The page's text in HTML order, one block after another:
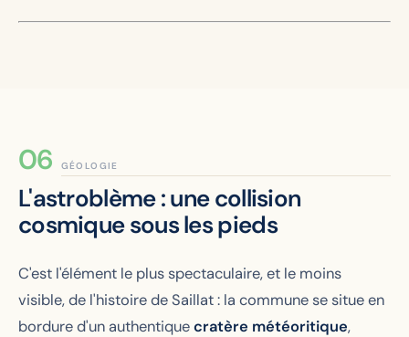
GÉOLOGIE
L'astroblème : une collision
cosmique sous les pieds
C'est l'élément le plus spectaculaire, et le moins
visible, de l'histoire de Saillat : la commune se situe en
bordure d'un authentiquecratère météoritique,